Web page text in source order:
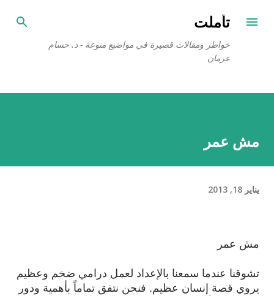
تأملت
خواطر ومقالات قصيرة في مواضيع منوعة - د. حسام
عرمان
مش عمر
يناير 18, 2013
مش عمر
تشوقنا عندما سمعنا بالإعداد لعمل درامي ضخم وعظيم
يروي قصة إنسان عظيم. فنحن نتفق تماماً بأهمية ودور